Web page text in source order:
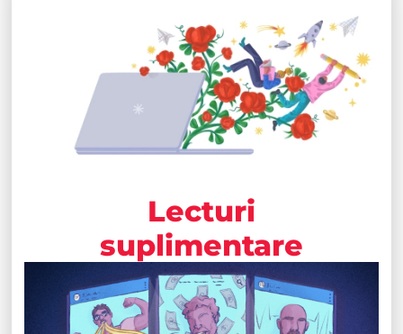
Lecturi
suplimentare